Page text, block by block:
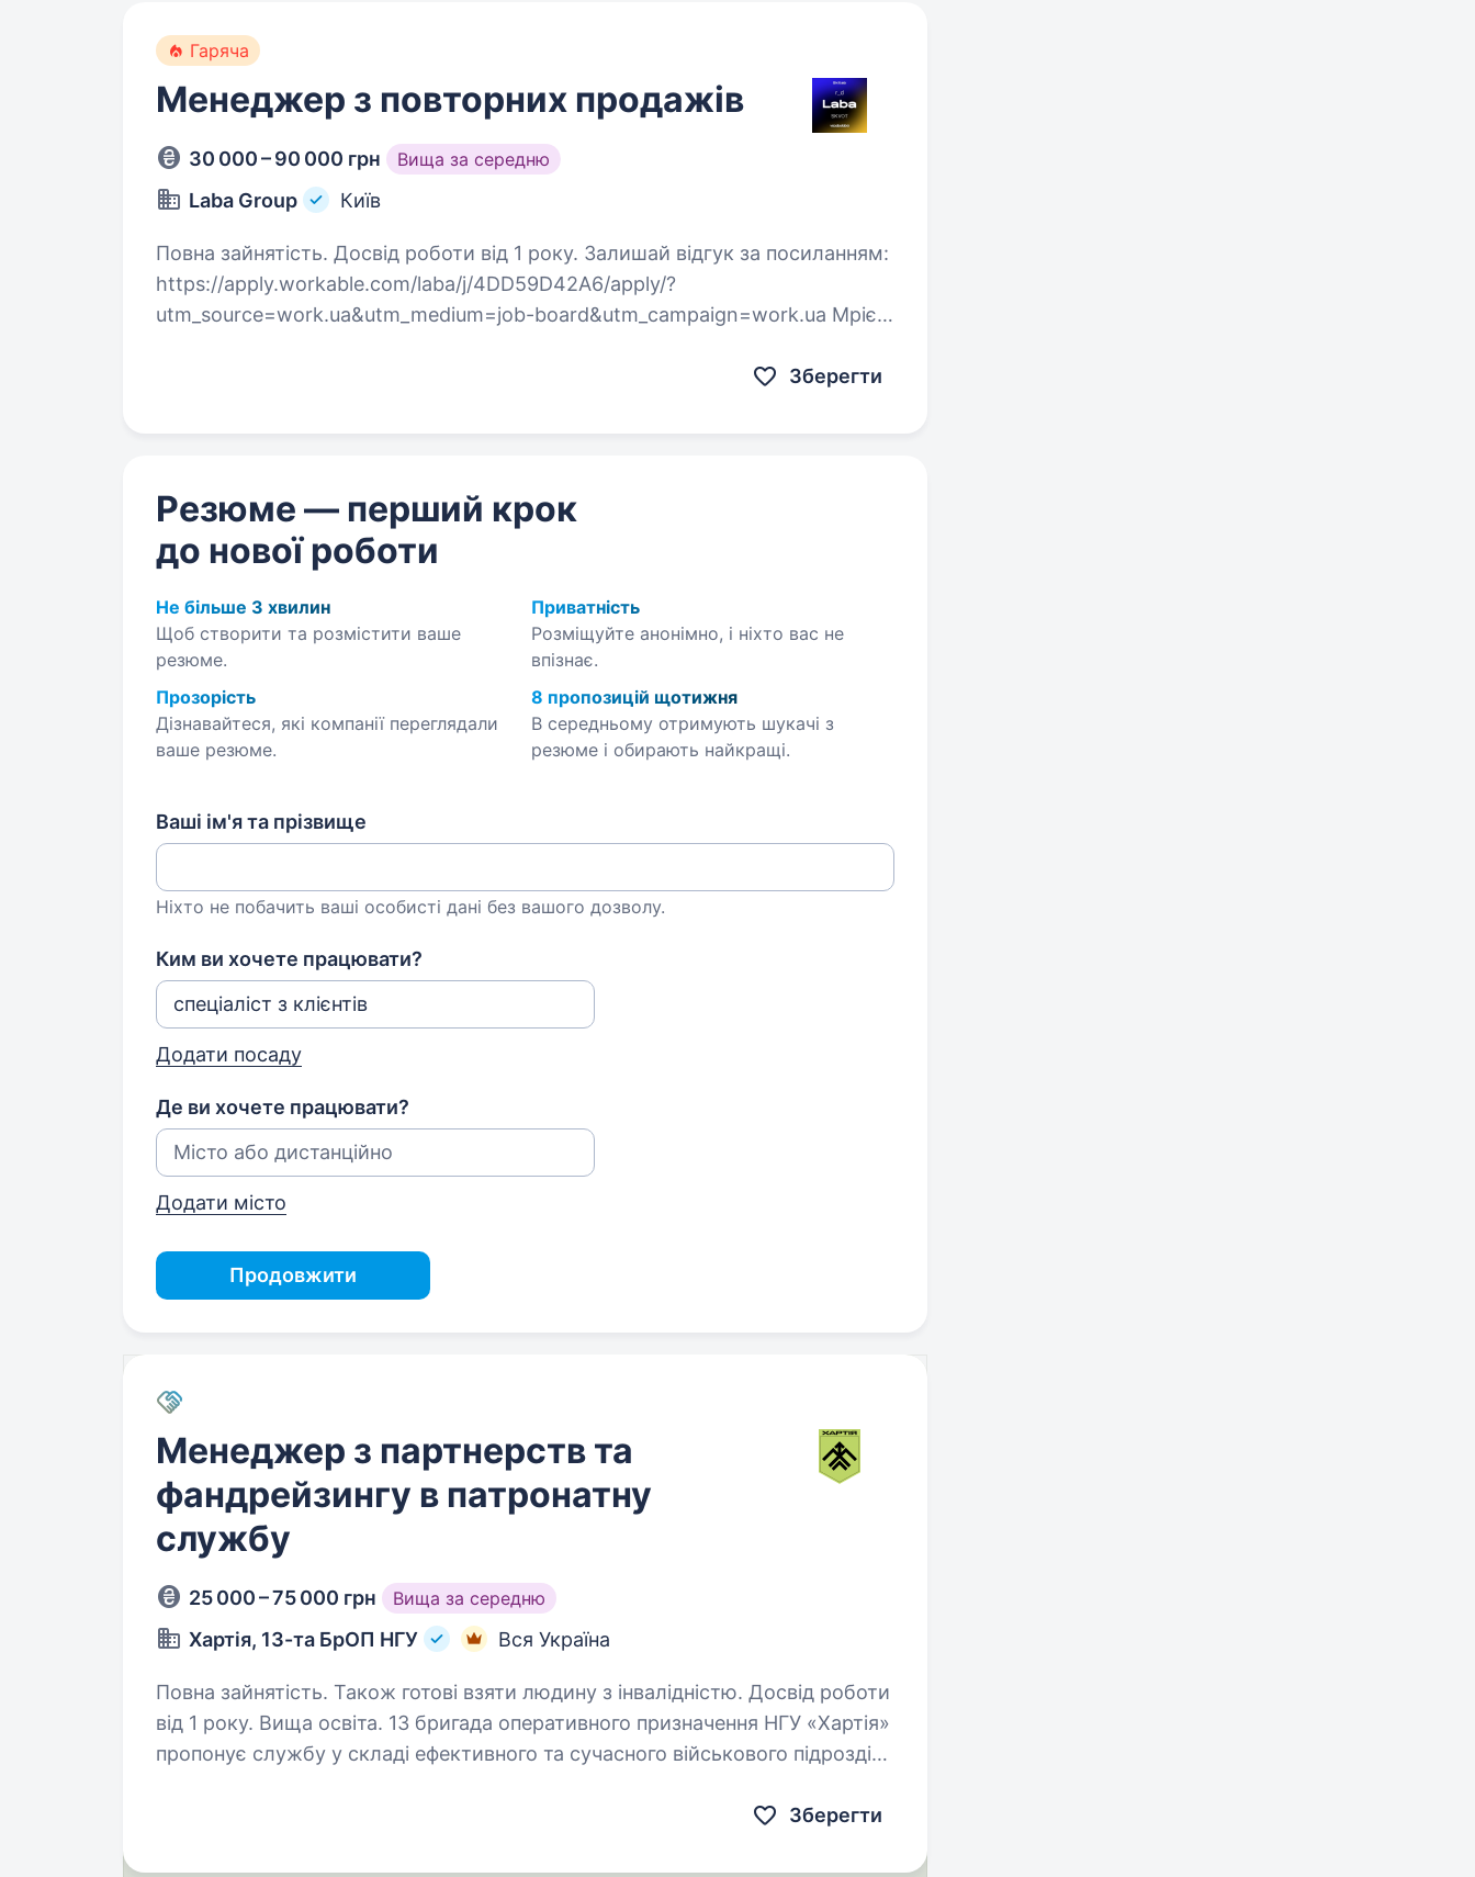
Гаряча
Менеджер з повторних продажів
30 000 – 90 000 грн Вища за середню
Laba Group Київ
Повна зайнятість. Досвід роботи від 1 року. Залишай відгук за посиланням:
https://apply.workable.com/laba/j/4DD59D42A6/apply/?
utm_source=work.ua&utm_medium=job-board&utm_campaign=work.ua Мрієш
Зберегти
Резюме — перший крок
до нової роботи
Не більше 3 хвилин
Щоб створити та розмістити ваше
резюме.
Приватність
Розміщуйте анонімно, і ніхто вас не
впізнає.
Прозорість
Дізнавайтеся, які компанії переглядали
ваше резюме.
8 пропозицій щотижня
В середньому отримують шукачі з
резюме і обирають найкращі.
Ваші ім'я та прізвище
Ніхто не побачить ваші особисті дані без вашого дозволу.
Ким ви хочете працювати?
Додати посаду
Де ви хочете працювати?
Додати місто
Продовжити
Менеджер з партнерств та
фандрейзингу в патронатну
службу
25 000 – 75 000 грн Вища за середню
Хартія, 13-та БрОП НГУ Вся Україна
Повна зайнятість. Також готові взяти людину з інвалідністю. Досвід роботи
від 1 року. Вища освіта. 13 бригада оперативного призначення НГУ «Хартія»
пропонує службу у складі ефективного та сучасного військового підрозділу
Зберегти